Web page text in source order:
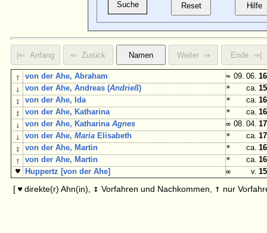
↑ von der Ahe, Abraham ≈ 09. 06.
↓ von der Ahe, Andreas (Andrieß) * ca.
↕ von der Ahe, Ida * ca.
↕ von der Ahe, Katharina * ca.
↓ von der Ahe, KatharinaAgnes ∞ 08. 04.
↓ von der Ahe,Maria Elisabeth * ca.
↕ von der Ahe, Martin * ca.
↑ von der Ahe, Martin * ca.
♥
Huppertz [von der Ahe] ∞ v.
[ ♥ direkte(r) Ahn(in), ↕ Vorfahren und Nachkommen, ↑ nur